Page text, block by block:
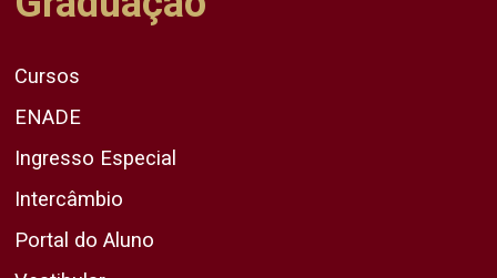
Cursos
ENADE
Ingresso Especial
Intercâmbio
Portal do Aluno